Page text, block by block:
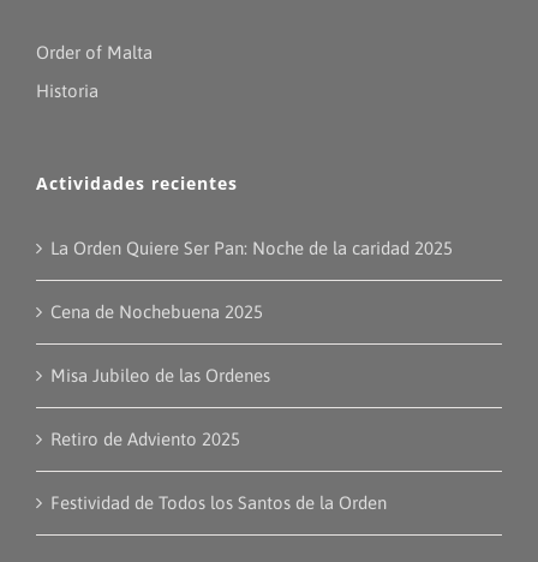
Order of Malta
Historia
Actividades recientes
La Orden Quiere Ser Pan: Noche de la caridad 2025
Cena de Nochebuena 2025
Misa Jubileo de las Ordenes
Retiro de Adviento 2025
Festividad de Todos los Santos de la Orden